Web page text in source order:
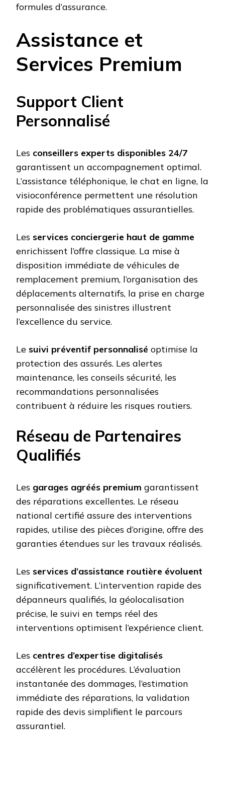
formules d’assurance.
Assistance et
Services Premium
Support Client
Personnalisé
Les conseillers experts disponibles 24/7
garantissent un accompagnement optimal.
L’assistance téléphonique, le chat en ligne, la
visioconférence permettent une résolution
rapide des problématiques assurantielles.
Les services conciergerie haut de gamme
enrichissent l’offre classique. La mise à
disposition immédiate de véhicules de
remplacement premium, l’organisation des
déplacements alternatifs, la prise en charge
personnalisée des sinistres illustrent
l’excellence du service.
Le suivi préventif personnalisé optimise la
protection des assurés. Les alertes
maintenance, les conseils sécurité, les
recommandations personnalisées
contribuent à réduire les risques routiers.
Réseau de Partenaires
Qualifiés
Les garages agréés premium garantissent
des réparations excellentes. Le réseau
national certifié assure des interventions
rapides, utilise des pièces d’origine, offre des
garanties étendues sur les travaux réalisés.
Les services d’assistance routière évoluent
significativement. L’intervention rapide des
dépanneurs qualifiés, la géolocalisation
précise, le suivi en temps réel des
interventions optimisent l’expérience client.
Les centres d’expertise digitalisés
accélèrent les procédures. L’évaluation
instantanée des dommages, l’estimation
immédiate des réparations, la validation
rapide des devis simplifient le parcours
assurantiel.